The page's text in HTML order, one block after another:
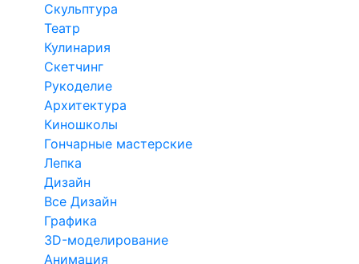
Скульптура
Театр
Кулинария
Скетчинг
Рукоделие
Архитектура
Киношколы
Гончарные мастерские
Лепка
Дизайн
Все Дизайн
Графика
3D-моделирование
Анимация